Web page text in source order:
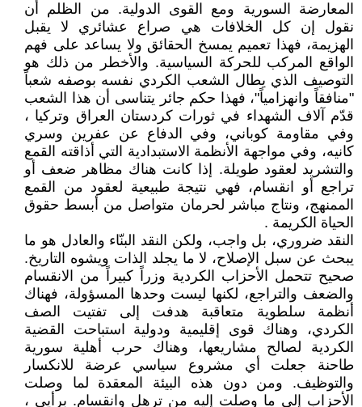
المعارضة السورية ومع القوى الدولية. من الظلم أن
نقول إن كل الخلافات هي صراع عشائري لا يقبل
الهزيمة، فهذا تعميم يمسخ الحقائق ولا يساعد على فهم
الواقع المركب للحركة السياسية. والأخطر من ذلك هو
التوصيف الذي يطال الشعب الكردي نفسه بوصفه شعباً
"منافقاً وانهزامياً"، فهذا حكم جائر يتناسى أن هذا الشعب
قدّم آلاف الشهداء في ثورات كردستان العراق وتركيا ،
وفي مقاومة كوباني، وفي الدفاع عن عفرين وسري
كانيه، وفي مواجهة الأنظمة الاستبدادية التي أذاقته القمع
والتشريد لعقود طويلة. إذا كانت هناك مظاهر ضعف أو
تراجع أو انقسام، فهي نتيجة طبيعية لعقود من القمع
الممنهج، ونتاج مباشر لحرمان متواصل من أبسط حقوق
الحياة الكريمة .
النقد ضروري، بل واجب، ولكن النقد البنّاء والعادل هو ما
يبحث عن سبل الإصلاح، لا ما يجلد الذات ويشوه التاريخ.
صحيح تتحمل الأحزاب الكردية وزراً كبيراً من الانقسام
والضعف والتراجع، لكنها ليست وحدها المسؤولة، فهناك
أنظمة سلطوية متعاقبة هدفت إلى تفتيت الصف
الكردي، وهناك قوى إقليمية ودولية استباحت القضية
الكردية لصالح مشاريعها، وهناك حرب أهلية سورية
طاحنة جعلت أي مشروع سياسي عرضة للانكسار
والتوظيف. ومن دون هذه البيئة المعقدة لما وصلت
الأحزاب إلى ما وصلت إليه من ترهل وانقسام. برأيي ،